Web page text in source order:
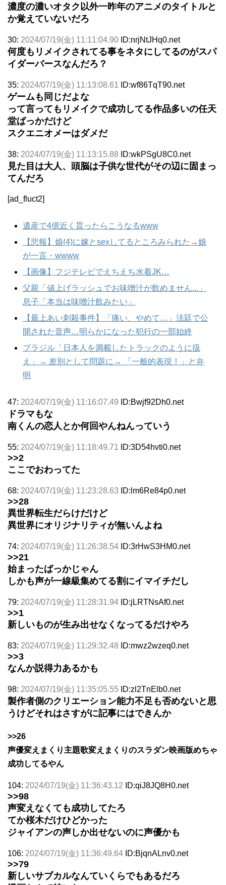
濃度の濃いオタク以外一昨年のアニメのタイトルと
か覚えていないだろ
30: 2024/07/19(金) 11:11:04.90 ID:nrjNtJHq0.net
何度もリメイクされてる事をネタにしてるのがスパ
イダーバースなんだろ？
35: 2024/07/19(金) 11:13:08.61 ID:wf86TqT90.net
ゲームも同じだよな
って言ってもリメイクで成功してる作品多いの任天
堂ばっかだけど
スクエニオメーはダメだ
38: 2024/07/19(金) 11:13:15.88 ID:wkPSgU8C0.net
見た目は大人、頭脳は子供な世代がその辺に固まっ
てんだろ
[ad_fluct2]
遺産で4億近く貰ったらこうなるwww
【悲報】娘(4)に嫁とsexしてるところみられた→娘
が一言・wwww
【画像】フジテレビでえちえち水着JK…
父親「値上げラッシュでお味噌汁が飲めません...」
息子「本当は味噌汁飲みたい」
【最上あい刺殺事件】「痛い、やめて…」法廷で公
開された音声…明らかになった犯行の一部始終
ブラジル「日本人を満載したトラックのように扱
え」→ 差別として問題に→ 「一般的表現！」と弁
明
47: 2024/07/19(金) 11:16:07.49 ID:Bwjf92Dh0.net
ドラマもな
南くんの恋人とか何回やんねんっていう
55: 2024/07/19(金) 11:18:49.71 ID:3D54hvti0.net
>>2
ここでおわってた
68: 2024/07/19(金) 11:23:28.63 ID:lm6Re84p0.net
>>28
異世界転生だらけだけど
異世界にオリジナリティが無いんよね
74: 2024/07/19(金) 11:26:38.54 ID:3rHwS3HM0.net
>>21
始まったばっかじゃん
しかも声が一線級集めてる割にイマイチだし
79: 2024/07/19(金) 11:28:31.94 ID:jLRTNsAf0.net
>>1
新しいものが生み出せなくなってるだけやろ
83: 2024/07/19(金) 11:29:32.48 ID:mwz2wzeq0.net
>>3
なんか説得力あるかも
98: 2024/07/19(金) 11:35:05.55 ID:zl2TnElb0.net
製作者側のクリエーション能力不足も否めないと思
うけどそれはさすがに記事にはできんか
>>26
声優変えまくり主題歌変えまくりのスラダン映画版めちゃ
成功してるやん
104: 2024/07/19(金) 11:36:43.12 ID:qiJ8JQ8H0.net
>>98
声変えなくても成功してたろ
てか桜木だけひどかった
ジャイアンの声しか出せないのに声優かも
106: 2024/07/19(金) 11:36:49.64 ID:BjqnALnv0.net
>>79
新しいサブカルなんていくらでもあるだろ